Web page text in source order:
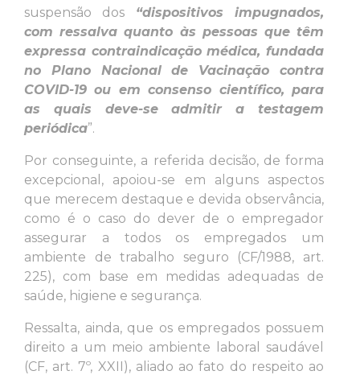
suspensão dos “dispositivos impugnados,
com ressalva quanto às pessoas que têm
expressa contraindicação médica, fundada
no Plano Nacional de Vacinação contra
COVID-19 ou em consenso científico, para
as quais deve-se admitir a testagem
periódica”.
Por conseguinte, a referida decisão, de forma
excepcional, apoiou-se em alguns aspectos
que merecem destaque e devida observância,
como é o caso do dever de o empregador
assegurar a todos os empregados um
ambiente de trabalho seguro (CF/1988, art.
225), com base em medidas adequadas de
saúde, higiene e segurança.
Ressalta, ainda, que os empregados possuem
direito a um meio ambiente laboral saudável
(CF, art. 7º, XXII), aliado ao fato do respeito ao